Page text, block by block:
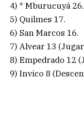
4) * Mburucuyá 26.
5) Quilmes 17.
6) San Marcos 16.
7) Alvear 13
8) Empedrado 12
9) Invico 8